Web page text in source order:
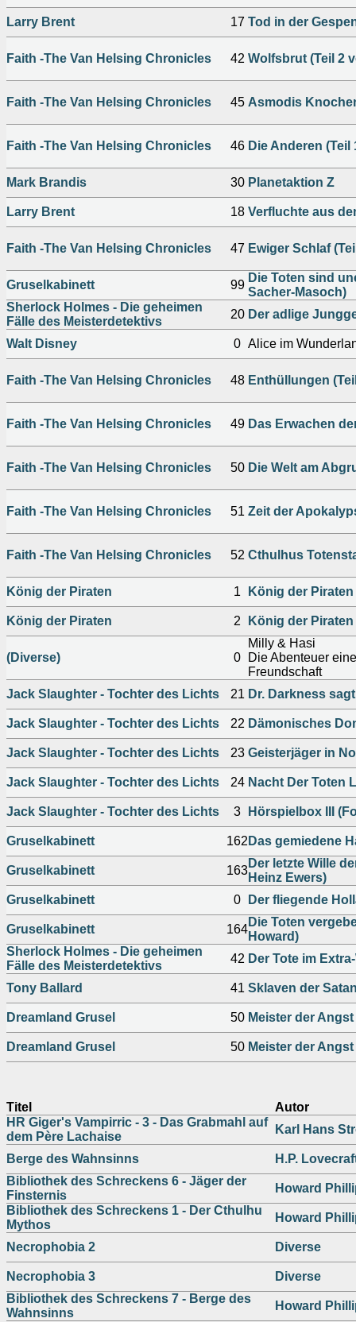
Larry Brent 17 Tod in der
Faith -The Van Helsing Chronicles 42 Wolfsbrut (Teil 2
Faith -The Van Helsing Chronicles 45 Asmodis
Faith -The Van Helsing Chronicles 46 Die Anderen (Teil
Mark Brandis 30 Planetaktion Z
Larry Brent 18 Verfluchte aus
Faith -The Van Helsing Chronicles 47 Ewiger Schlaf
Gruselkabinett 99
Die Toten sind
Sacher-Masoch)
Sherlock Holmes - Die geheimen
Fälle des Meisterdetektivs
20 Der adlige
Walt Disney 0 Alice im
Faith -The Van Helsing Chronicles 48 Enthüllungen
Faith -The Van Helsing Chronicles 49 Das Erwachen
Faith -The Van Helsing Chronicles 50 Die Welt am
Faith -The Van Helsing Chronicles 51 Zeit der
Faith -The Van Helsing Chronicles 52 Cthulhus
König der Piraten 1 König der Piraten
König der Piraten 2 König der Piraten
(Diverse) 0
Milly & Hasi
Die Abenteuer
Freundschaft
Jack Slaughter - Tochter des Lichts
21 Dr. Darkness
Jack Slaughter - Tochter des Lichts 22 Dämonisches
Jack Slaughter - Tochter des Lichts 23 Geisterjäger in
Jack Slaughter - Tochter des Lichts 24 Nacht Der Toten
Jack Slaughter - Tochter des Lichts 3 Hörspielbox III
Gruselkabinett 162 Das gemiedene
Gruselkabinett 163
Der letzte Wille
Heinz Ewers)
Gruselkabinett
0 Der fliegende
Gruselkabinett 164
Die Toten
Howard)
Sherlock Holmes - Die geheimen
Fälle des Meisterdetektivs
42 Der Tote im
Tony Ballard 41 Sklaven der
Dreamland Grusel 50 Meister der Angst
Dreamland Grusel 50 Meister der Angst
Titel
Autor
HR Giger's Vampirric - 3 - Das Grabmahl auf
dem Père Lachaise
Karl Hans
Berge des Wahnsinns
H.P.
Bibliothek des Schreckens 6 - Jäger der
Finsternis
Howard
Bibliothek des Schreckens 1 - Der Cthulhu
Mythos
Howard
Necrophobia 2 Diverse
Necrophobia 3
Diverse
Bibliothek des Schreckens 7 - Berge des
Wahnsinns
Howard